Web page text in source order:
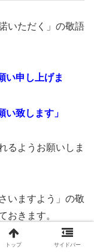
いただく」の敬語
い申し上げま
致します」
るようお願いしま
いますよう」の敬
おきます。
令形
トップ サイドバー